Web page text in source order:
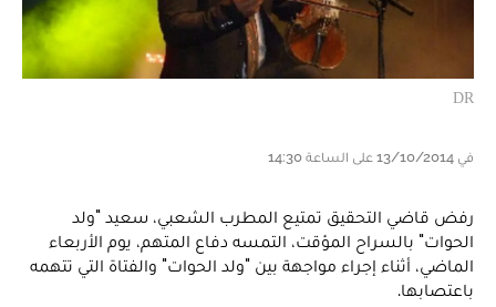
DR
في 13/10/2014 على الساعة 14:30
رفض قاضي التحقيق تمتيع المطرب الشعبي، سعيد "ولد
الحوات" بالسراح المؤقت، التمسه دفاع المتهم، يوم الأربعاء
الماضي، أثناء إجراء مواجهة بين "ولد الحوات" والفتاة التي تتهمه
باعتصابها.